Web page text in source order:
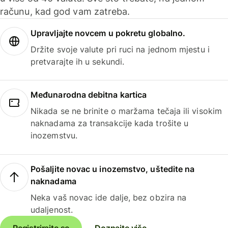
računu, kad god vam zatreba.
Upravljajte novcem u pokretu globalno.
Držite svoje valute pri ruci na jednom mjestu i
pretvarajte ih u sekundi.
Međunarodna debitna kartica
Nikada se ne brinite o maržama tečaja ili visokim
naknadama za transakcije kada trošite u
inozemstvu.
Pošaljite novac u inozemstvo, uštedite na
naknadama
Neka vaš novac ide dalje, bez obzira na
udaljenost.